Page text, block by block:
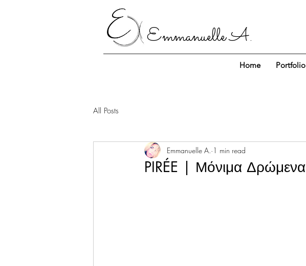
Emmanuelle A.
Home Portfolio
All Posts
PIRÉE | Μόνιμα Δρώμενα
Emmanuelle A. 1 min read